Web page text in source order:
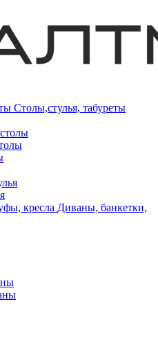
Столы,стулья, табуреты
Диваны, банкетки,